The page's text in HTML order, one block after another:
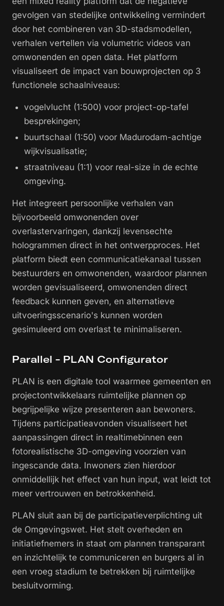
gevolgen van stedelijke ontwikkeling vermindert
door het combineren van 3D-stadsmodellen,
verhalen vertellen via volumetric videos van
omwonenden en open data. Het platform
visualiseert de impact van bouwprojecten op 3
functionele schaalniveaus:
vogelvlucht (1:500) voor project-op-tafel
besprekingen;
buurtschaal (1:50) voor Madurodam-achtige
wijkvisualisatie;
straatniveau (1:1) voor real-size in de echte
omgeving.
Het integreert persoonlijke verhalen van
bijvoorbeeld omwonenden over
overlastervaringen, dankzij levensechte
hologrammen direct in het ontwerpproces. Het
platform biedt een communicatiekanaal tussen
bestuurders en omwonenden, waardoor plannen
worden gevisualiseerd, omwonenden direct
feedback kunnen geven, en alternatieve
uitvoeringsscenario's kunnen worden
gesimuleerd om overlast te minimaliseren.
Parallel - PLAN Configurator
PLAN is een digitale tool waarmee gemeenten en
projectontwikkelaars ruimtelijke plannen op
begrijpelijke wijze presenteren aan bewoners.
Tijdens participatieavonden visualiseert het
aanpassingen direct in realtimebinnen een
fotorealistische 3D-omgeving voorzien van
ingescande data. Inwoners zien hierdoor
onmiddellijk het effect van hun input, wat leidt tot
meer vertrouwen en betrokkenheid.
PLAN sluit aan bij de participatieverplichting uit
de Omgevingswet. Het stelt overheden en
initiatiefnemers in staat om plannen transparant
en inzichtelijk te communiceren en burgers al in
een vroeg stadium te betrekken bij ruimtelijke
besluitvorming.